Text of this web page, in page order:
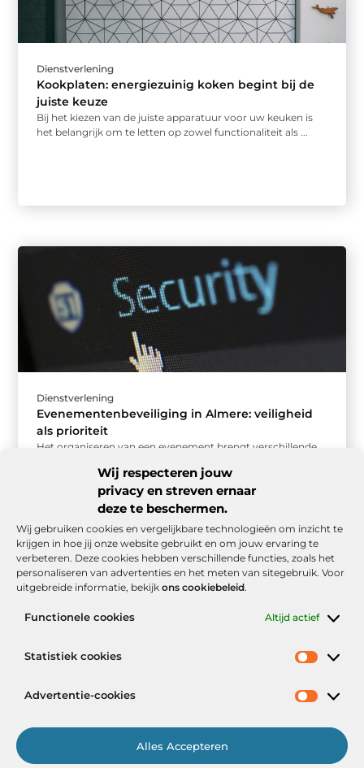
Wij respecteren jouw
privacy en streven ernaar
deze te beschermen.
Wij gebruiken cookies en vergelijkbare technologieën om inzicht te
krijgen in hoe jij onze website gebruikt en om jouw ervaring te
verbeteren. Deze cookies hebben verschillende functies, zoals het
personaliseren van advertenties en het meten van sitegebruik. Voor
uitgebreide informatie, bekijk ons cookiebeleid.
Functionele cookies Altijd actief
Statistiek cookies
Advertentie-cookies
Alles Accepteren
Dienstverlening
Kookplaten: energiezuinig koken begint bij de
juiste keuze
Bij het kiezen van de juiste apparatuur voor uw keuken is
het belangrijk om te letten op zowel functionaliteit als ...
Dienstverlening
Evenementenbeveiliging in Almere: veiligheid
als prioriteit
Het organiseren van een evenement brengt verschillende
veiligheid. Evenementenbeveiliging in Almere ...
Het Portaal voor Inzichten en Inspiratie
Onze informatie